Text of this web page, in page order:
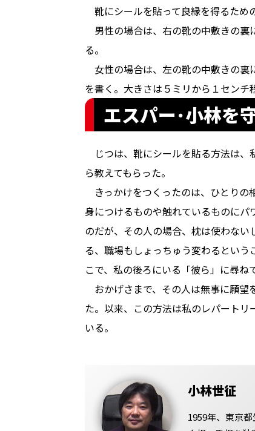
靴にシールを貼って良縁を得るため
男性の場合は、右の靴の中敷きの裏
る。
女性の場合は、左の靴の中敷きの裏
を書く。大きさは５ミリから１センチ
エスパー･小林を
じつは、靴にシールを貼る方法は、
ら教えてもらった。
きっかけをつくったのは、ひとりの
身につけるものや触れているものに
のだが、その人の場合、枕は使わな
る、職場もしょっちゅう変わるとい
こで、私の後ろにいる「彼ら」に尋ね
おかげさまで、その人は無事に願望
た。以来、この方法は私のレパート
いる。
小林世征
1959年、東京